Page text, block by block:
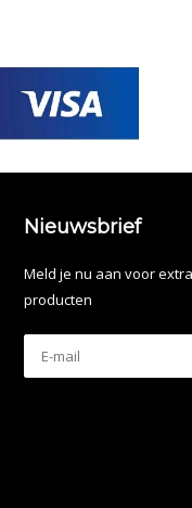
Nieuwsbrief
Meld je nu aan voor
producten